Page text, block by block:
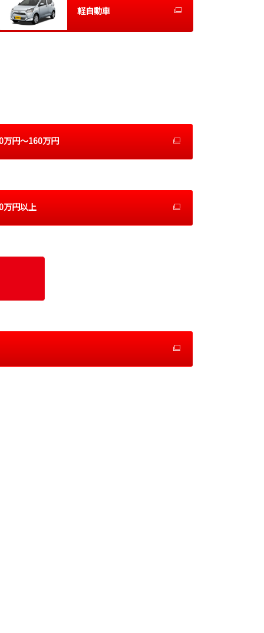
軽自動車
万円～160万円
万円以上